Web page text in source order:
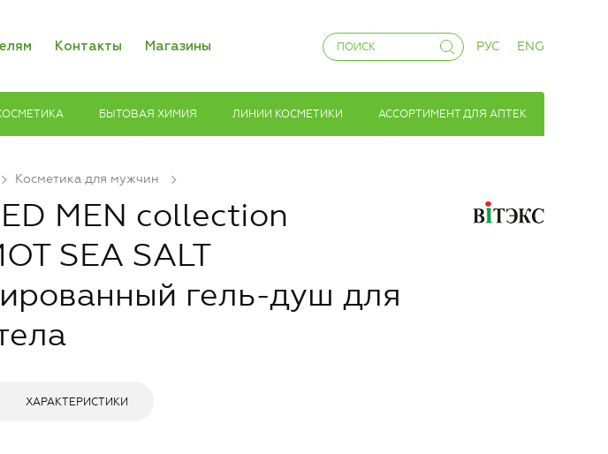
Контакты Магазины РУС ENG
БЫТОВАЯ ХИМИЯ ЛИНИИ КОСМЕТИКИ АССОРТИМЕНТ ДЛЯ АПТЕК
Косметика для мужчин
MEN collection
SEA SALT
гель-душ для
ХАРАКТЕРИСТИКИ